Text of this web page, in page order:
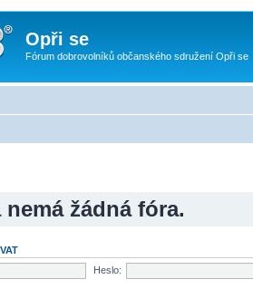
Opři se
Fórum dobrovolníků občanského sdružení Opři se
žádná fóra.
Heslo: